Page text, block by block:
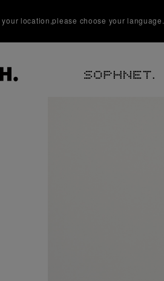
location,please choose your language.